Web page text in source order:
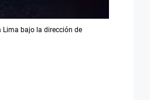
Lima bajo la dirección de